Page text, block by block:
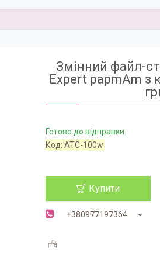
Змінний файл-
Expert papmAm з
Готово до відправки
Код:ATC-100w
Купити
+380977197364